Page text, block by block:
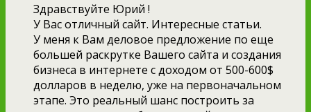
Здравствуйте Юрий !
У Вас отличный сайт. Интересные статьи.
У меня к Вам деловое предложение по еще
большей раскрутке Вашего сайта и создания
бизнеса в интернете с доходом от 500-600$
долларов в неделю, уже на первоначальном
этапе. Это реальный шанс построить за